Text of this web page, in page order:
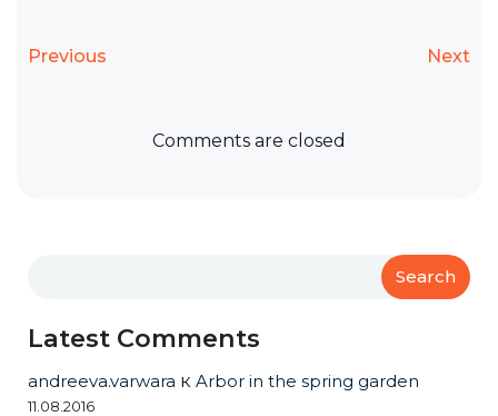
Previous Next
Comments are closed
Search
Latest Comments
andreeva.varwara к Arbor in the spring garden
11.08.2016